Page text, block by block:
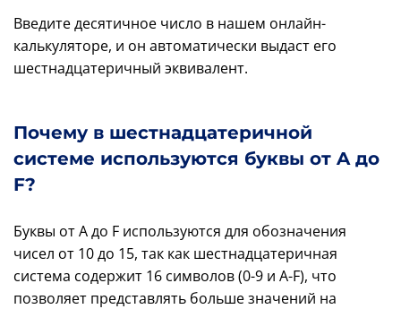
Введите десятичное число в нашем онлайн-
калькуляторе, и он автоматически выдаст его
шестнадцатеричный эквивалент.
Почему в шестнадцатеричной
системе используются буквы от A до
F?
Буквы от A до F используются для обозначения
чисел от 10 до 15, так как шестнадцатеричная
система содержит 16 символов (0-9 и A-F), что
позволяет представлять больше значений на